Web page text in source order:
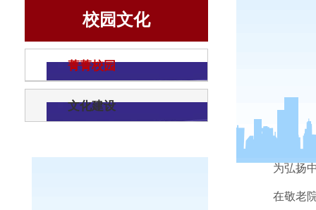
校园文化
菁菁校园
文化建设
为弘扬
在敬老